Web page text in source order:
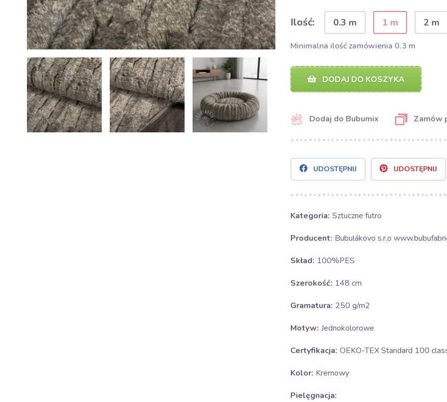
Ilość: 0.3 m 1 m 2 m
Minimalna ilość zamówienia 0.3 m
DODAJ DO KOSZYKA
Dodaj do Bubumix Zamów
UDOSTĘPNIJ UDOSTĘPNIJ
Kategoria: Sztuczne futro
Producent: Bubulákovo s.r.o
Skład: 100%PES
Szerokość: 148 cm
Gramatura: 250 g/m2
Motyw: Jednokolorowe
Certyfikacja: OEKO-TEX Standard 100
Kolor: Kremowy
Pielęgnacja: